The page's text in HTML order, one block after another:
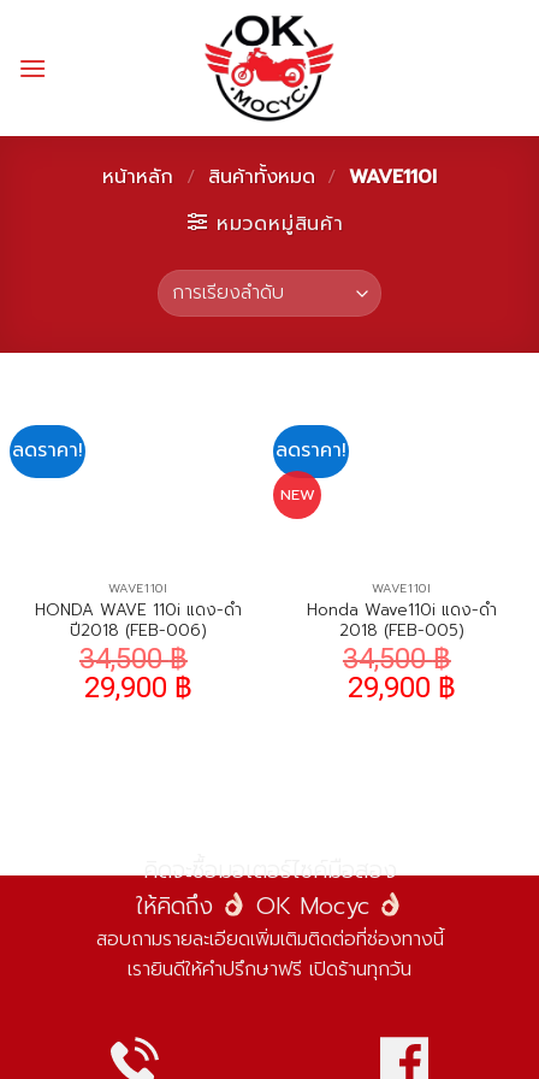
content
หน้าหลัก / สินค้าทั้งหมด / WAVE110I
หมวดหมู่สินค้า
ลดราคา!
WAVE110I
HONDA WAVE 110i แดง-ดำ
ปี2018 (FEB-006)
34,500฿
29,900 ฿
ลดราคา!
NEW
WAVE110I
Honda Wave110i แดง-ดำ
2018 (FEB-005)
34,500฿
29,900 ฿
คิดจะซื้อมอเตอร์ไซค์มือสอง
ให้คิดถึง
OK Mocyc
สอบถามรายละเอียดเพิ่มเติมติดต่อที่ช่องทางนี้
เรายินดีให้คำปรึกษาฟรี เปิดร้านทุกวัน